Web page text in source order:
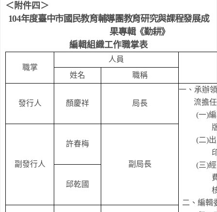
＜附件四＞
104年度臺中市國民教育輔導團教育研究與課程發展成
果專輯《勤耕》
編輯組織工作職掌表
職掌
人員
姓名
職稱
發行人 顏慶祥 局長
一、承辦
流擔
(一)
(二)
(三)
二、編輯
副發行人
許春梅
副局長
邱乾國